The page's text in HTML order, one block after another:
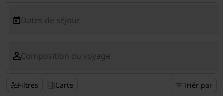
Dates de séjour
Composition du voyage
Filtres Carte Triér par